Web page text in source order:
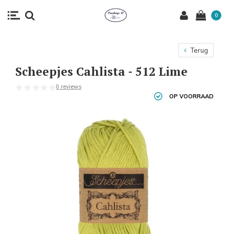
0
Terug
Scheepjes Cahlista - 512 Lime
0 reviews
OP VOORRAAD